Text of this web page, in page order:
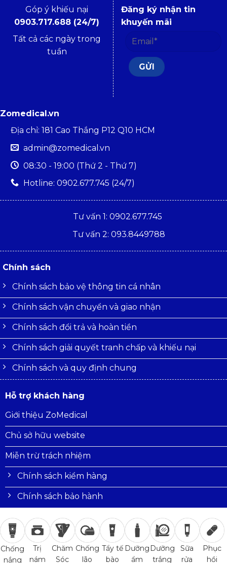
Góp ý khiếu nại
0903.717.688 (24/7)
Tất cả các ngày trong
tuần
Đăng ký nhận tin
khuyến mãi
Zomedical.vn
Địa chỉ: 181 Cao Thắng P12 Q10 HCM
admin@zomedical.vn
08:30 - 19:00 (Thứ 2 - Thứ 7)
Hotline: 0902.677.745 (24/7)
Tư vấn 1: 0902.677.745
Tư vấn 2: 093.8449788
Chính sách
Chính sách bảo vệ thông tin cá nhân
Chính sách vận chuyển và giao nhận
Chính sách đổi trả và hoàn tiền
Chính sách giải quyết tranh chấp và khiếu nại
Chính sách và quy định chung
Hỗ trợ khách hàng
Giới thiệu ZoMedical
Chủ sở hữu website
Miễn trừ trách nhiệm
Chính sách kiểm hàng
Chính sách bảo hành
Chống
nắng
Trị
nám
Chăm
Sóc
Chống
lão
Tẩy tế
bào
Dưỡng
ẩm
Dưỡng
trắng
Sữa
rửa
Phục
hồi